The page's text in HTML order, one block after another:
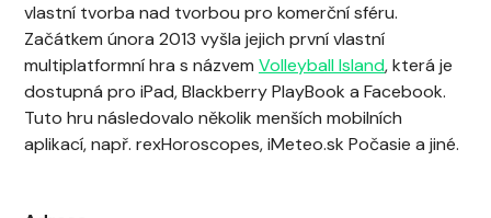
vlastní tvorba nad tvorbou pro komerční sféru.
Začátkem února 2013 vyšla jejich první vlastní
multiplatformní hra s názvem Volleyball Island, která je
dostupná pro iPad, Blackberry PlayBook a Facebook.
Tuto hru následovalo několik menších mobilních
aplikací, např. rexHoroscopes, iMeteo.sk Počasie a jiné.